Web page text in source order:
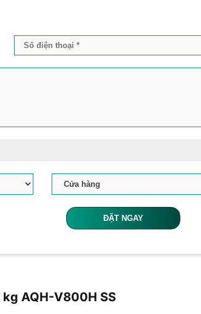
ĐẶT NGAY
AQH-V800H SS